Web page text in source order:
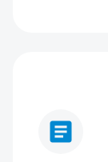
article